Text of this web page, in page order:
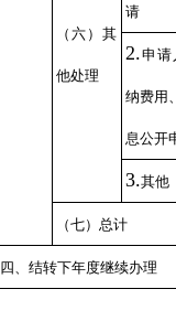
（六）其
他处理
请
2.申请
纳费用
息公开
3.其他
（七）总计
四、结转下年度继续办理